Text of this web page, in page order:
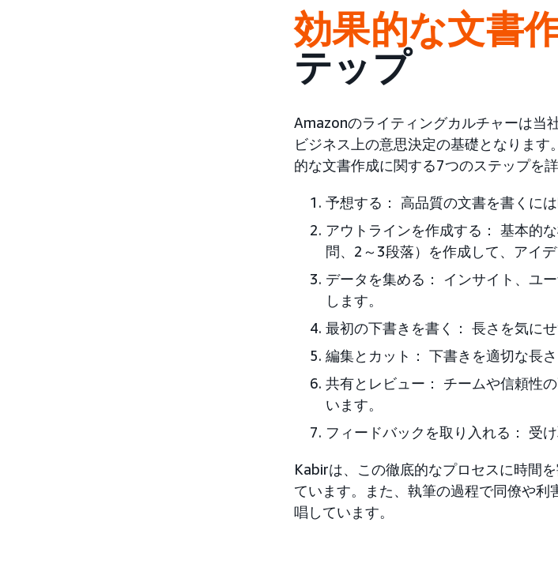
効果的な文書
テップ
Amazonのライティングカルチャーは当
ビジネス上の意思決定の基礎となりま
的な文書作成に関する7つのステップを
予想する： 高品質の文書を書くに
アウトラインを作成する： 基本的
問、2～3段落）を作成して、アイ
データを集める： インサイト、ユ
します。
最初の下書きを書く： 長さを気に
編集とカット： 下書きを適切な長
共有とレビュー： チームや信頼性
います。
フィードバックを取り入れる： 受
Kabirは、この徹底的なプロセスに時間
ています。また、執筆の過程で同僚や
唱しています。